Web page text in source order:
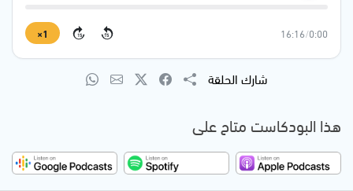
0:00
/
16:16
15
15
1×
شارك الحلقة
هذا البودكاست متاح على